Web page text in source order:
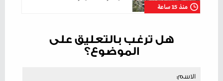
منذ 15 ساعة
هل ترغب بالتعليق على
الموضوع؟
الاسم: